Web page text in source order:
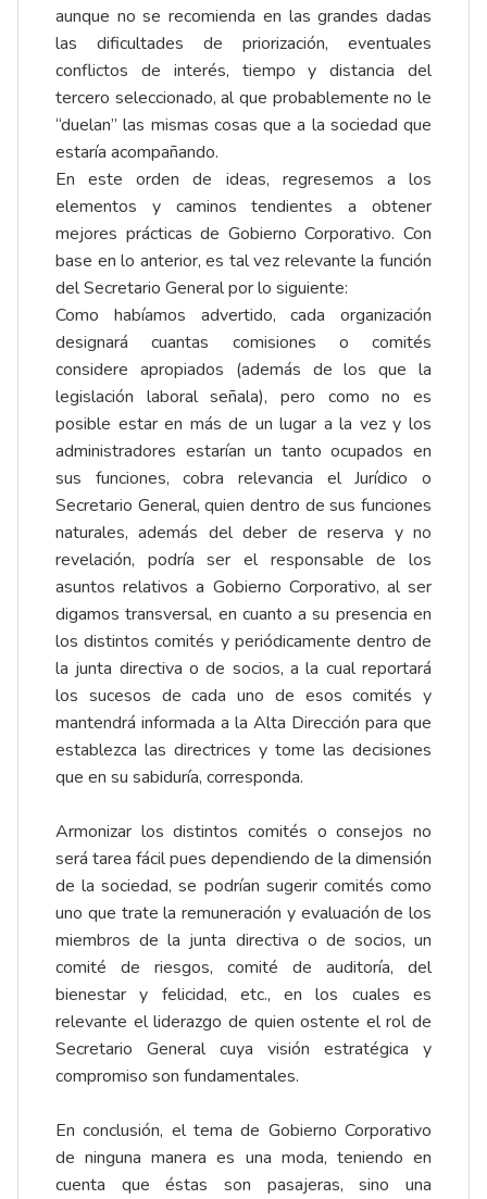
aunque no se recomienda en las grandes dadas
las dificultades de priorización, eventuales
conflictos de interés, tiempo y distancia del
tercero seleccionado, al que probablemente no le
“duelan” las mismas cosas que a la sociedad que
estaría acompañando.
En este orden de ideas, regresemos a los
elementos y caminos tendientes a obtener
mejores prácticas de Gobierno Corporativo. Con
base en lo anterior, es tal vez relevante la función
del Secretario General por lo siguiente:
Como habíamos advertido, cada organización
designará cuantas comisiones o comités
considere apropiados (además de los que la
legislación laboral señala), pero como no es
posible estar en más de un lugar a la vez y los
administradores estarían un tanto ocupados en
sus funciones, cobra relevancia el Jurídico o
Secretario General, quien dentro de sus funciones
naturales, además del deber de reserva y no
revelación, podría ser el responsable de los
asuntos relativos a Gobierno Corporativo, al ser
digamos transversal, en cuanto a su presencia en
los distintos comités y periódicamente dentro de
la junta directiva o de socios, a la cual reportará
los sucesos de cada uno de esos comités y
mantendrá informada a la Alta Dirección para que
establezca las directrices y tome las decisiones
que en su sabiduría, corresponda.
Armonizar los distintos comités o consejos no
será tarea fácil pues dependiendo de la dimensión
de la sociedad, se podrían sugerir comités como
uno que trate la remuneración y evaluación de los
miembros de la junta directiva o de socios, un
comité de riesgos, comité de auditoría, del
bienestar y felicidad, etc., en los cuales es
relevante el liderazgo de quien ostente el rol de
Secretario General cuya visión estratégica y
compromiso son fundamentales.
En conclusión, el tema de Gobierno Corporativo
de ninguna manera es una moda, teniendo en
cuenta que éstas son pasajeras, sino una